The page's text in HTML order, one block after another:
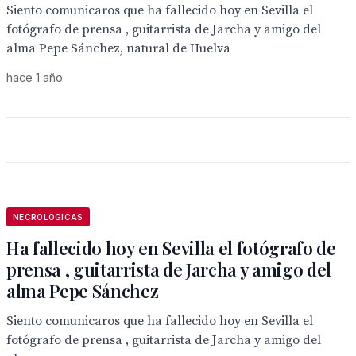
Siento comunicaros que ha fallecido hoy en Sevilla el
fotógrafo de prensa , guitarrista de Jarcha y amigo del
alma Pepe Sánchez, natural de Huelva
hace 1 año
NECROLOGICAS
Ha fallecido hoy en Sevilla el fotógrafo de
prensa , guitarrista de Jarcha y amigo del
alma Pepe Sánchez
Siento comunicaros que ha fallecido hoy en Sevilla el
fotógrafo de prensa , guitarrista de Jarcha y amigo del